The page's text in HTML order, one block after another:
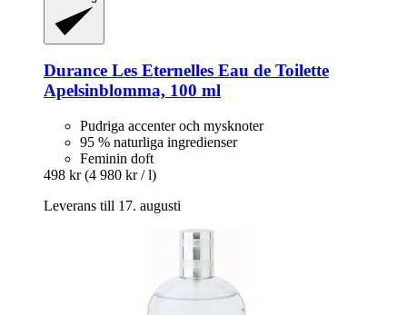
Durance Les Eternelles Eau de Toilette
Apelsinblomma, 100 ml
Pudriga accenter och mysknoter
95 % naturliga ingredienser
Feminin doft
498 kr (4 980 kr / l)
Leverans till 17. augusti